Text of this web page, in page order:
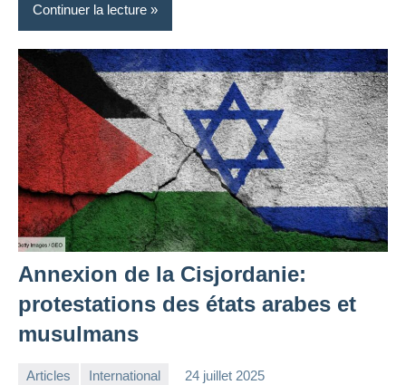
Continuer la lecture
Annexion de la Cisjordanie:
protestations des états arabes et
musulmans
Articles International 24 juillet 2025